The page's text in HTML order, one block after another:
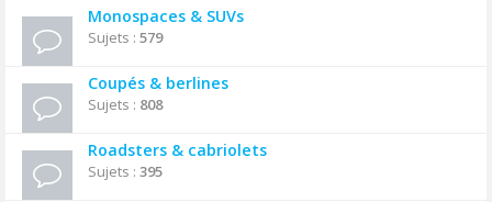
Monospaces & SUVs
Sujets : 579
Coupés & berlines
Sujets : 808
Roadsters & cabriolets
Sujets : 395